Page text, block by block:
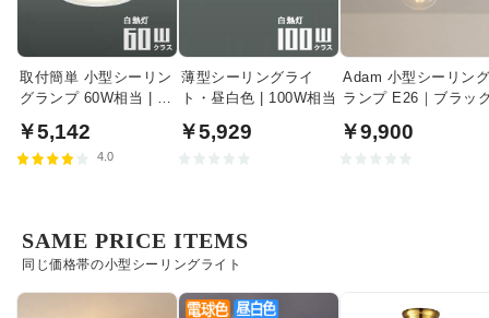
取付簡単 小型シーリン
グランプ 60W相当 | フ
￥5,142
4.0
薄型シーリングライ
ト・昼白色 | 100W相当
￥5,929
Adam 小型シーリン
ランプ E26｜ブラッ
￥9,900
同じ価格帯の小型シーリングライト
SAME PRICE ITEMS